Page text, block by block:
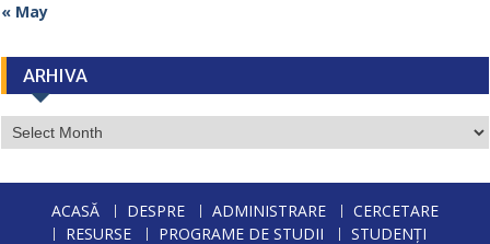
« May
ARHIVA
ARHIVA
ACASĂ DESPRE ADMINISTRARE
CERCETARE
RESURSE
PROGRAME DE STUDII STUDENȚI